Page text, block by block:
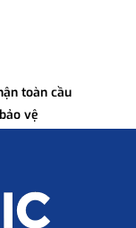
toàn cầu
bảo vệ